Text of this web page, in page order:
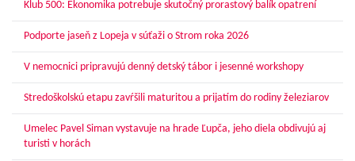
Klub 500: Ekonomika potrebuje skutočný prorastový balík opatrení
Podporte jaseň z Lopeja v súťaži o Strom roka 2026
V nemocnici pripravujú denný detský tábor i jesenné workshopy
Stredoškolskú etapu zavŕšili maturitou a prijatím do rodiny železiarov
Umelec Pavel Siman vystavuje na hrade Ľupča, jeho diela obdivujú aj
turisti v horách